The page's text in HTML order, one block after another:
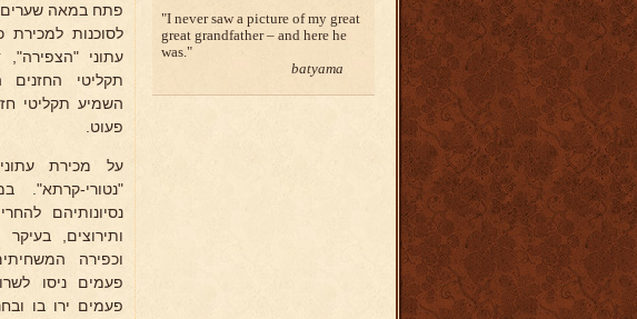
פתח במאה שערים
לסוכנות למכירת
עתוני "הצפירה",
תקליטי החזנים
השמיע תקליטי
פעוט.
על מכירת
נסיונותיהם
ותירוצים,
וכפירה
פעמים ניסו
פעמים ירו בו
I never saw a picture of my great
great grandfather – and here he
was.
batyama